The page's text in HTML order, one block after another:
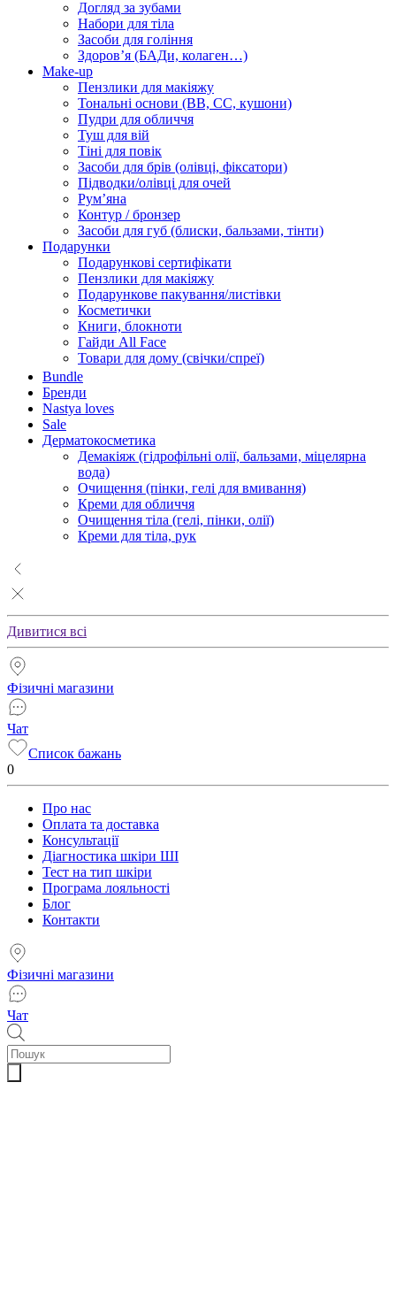
Догляд за зубами
Набори для тіла
Засоби для гоління
Здоровʼя (БАДи, колаген…)
Make-up
Пензлики для макіяжу
Тональні основи (BB, CC, кушони)
Пудри для обличчя
Туш для вій
Тіні для повік
Засоби для брів (олівці, фіксатори)
Підводки/олівці для очей
Румʼяна
Контур / бронзер
Засоби для губ (блиски, бальзами, тінти)
Подарунки
Подарункові сертифікати
Пензлики для макіяжу
Подарункове пакування/листівки
Косметички
Книги, блокноти
Гайди All Face
Товари для дому (свічки/спреї)
Bundle
Бренди
Nastya loves
Sale
Дерматокосметика
Демакіяж (гідрофільні олії, бальзами, міцелярна
вода)
Очищення (пінки, гелі для вмивання)
Креми для обличчя
Очищення тіла (гелі, пінки, олії)
Креми для тіла, рук
Дивитися всі
Фізичні магазини
Чат
Список бажань
0
Про нас
Оплата та доставка
Консультації
Діагностика шкіри ШІ
Тест на тип шкіри
Програма лояльності
Блог
Контакти
Фізичні магазини
Чат
Пошук
товарів